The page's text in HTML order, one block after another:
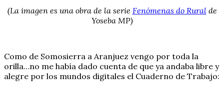
(La imagen es una obra de la serie Fenómenas do Ruralde
Yoseba MP)
Como de Somosierra a Aranjuez vengo por toda la
orilla…no me había dado cuenta de que ya andaba libre y
alegre por los mundos digitales el Cuaderno de Trabajo: